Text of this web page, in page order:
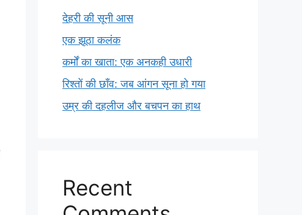
देहरी की सूनी आस
एक झूठा कलंक
कर्मों का खाता: एक अनकही उधारी
रिश्तों की छाँव: जब आंगन सूना हो गया
उम्र की दहलीज और बचपन का हाथ
Recent